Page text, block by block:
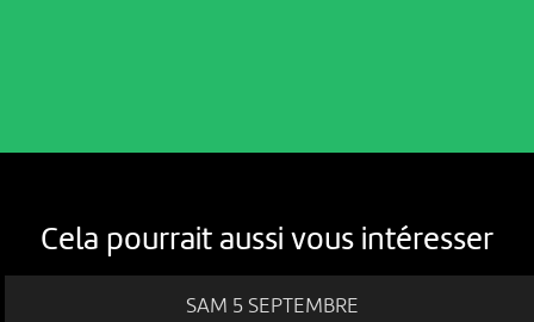
NOUS UTILISONS DES COOKIES
En poursuivant votre navigation sur le culturoscoPe site vous
Cela pourrait aussi vous intéresser
SAM 5 SEPTEMBRE